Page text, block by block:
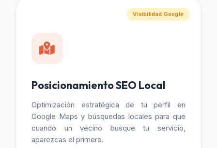
Visibilidad Google
Posicionamiento SEO Local
Optimización estratégica de tu perfil en
Google Maps y búsquedas locales para que
cuando un vecino busque tu servicio,
aparezcas el primero.